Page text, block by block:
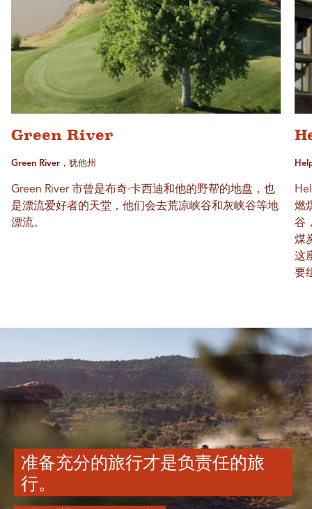
Green River
Green River，犹他州
Green River 市曾是布奇·卡西迪和他的野帮的地盘，也
是漂流爱好者的天堂，他们会去荒凉峡谷和灰峡谷等地
漂流。
燃
谷
煤
这
要
准备充分的旅行才是负责任的旅
行。